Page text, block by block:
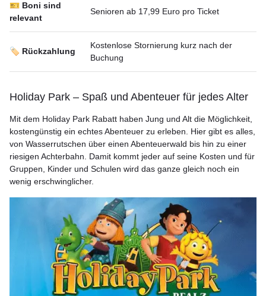
🎫 Boni sind
relevant
Senioren ab 17,99 Euro pro Ticket
🏷️ Rückzahlung
Kostenlose Stornierung kurz nach der
Buchung
Holiday Park – Spaß und Abenteuer für jedes Alter
Mit dem Holiday Park Rabatt haben Jung und Alt die Möglichkeit,
kostengünstig ein echtes Abenteuer zu erleben. Hier gibt es alles,
von Wasserrutschen über einen Abenteuerwald bis hin zu einer
riesigen Achterbahn. Damit kommt jeder auf seine Kosten und für
Gruppen, Kinder und Schulen wird das ganze gleich noch ein
wenig erschwinglicher.